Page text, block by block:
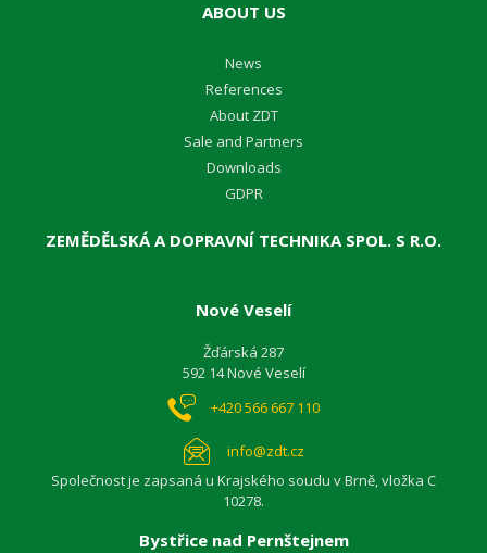
ABOUT US
News
References
About ZDT
Sale and Partners
Downloads
GDPR
ZEMĚDĚLSKÁ A DOPRAVNÍ TECHNIKA SPOL. S R.O.
Nové Veselí
Žďárská 287
592 14 Nové Veselí
+420 566 667 110
info@zdt.cz
Společnost je zapsaná u Krajského soudu v Brně, vložka C
10278.
Bystřice nad Pernštejnem